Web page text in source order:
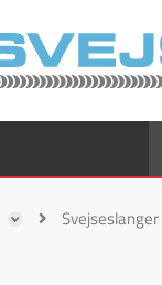
Svejseslanger